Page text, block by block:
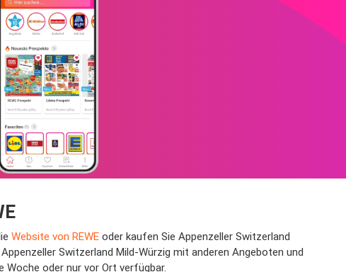
Website von REWE oder kaufen Sie Appenzeller Switzerland
Switzerland Mild-Würzig mit anderen Angeboten und
oder nur vor Ort verfügbar.